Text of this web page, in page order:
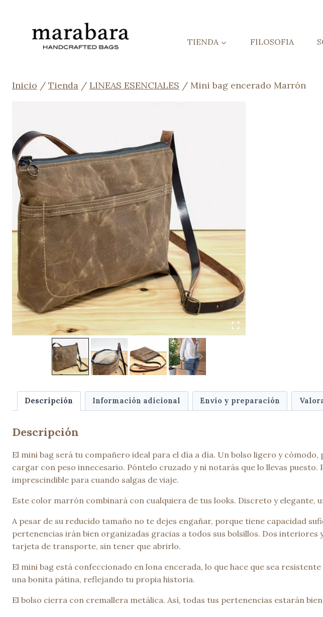
contenido
TIENDA FILOSOFIA
Inicio / Tienda / LINEAS ESENCIALES / Mini bag encerado Marrón
Descripción Información adicional Envío y preparación
Descripción
El mini bag será tu compañero ideal para el día a día. Un bolso ligero y
cargar con peso innecesario. Póntelo cruzado y ni notarás que lo llevas
imprescindible para cuando salgas de viaje.
Este color marrón combinará con cualquiera de tus looks. Discreto y elegante,
A pesar de su reducido tamaño no te dejes engañar, porque tiene capacidad
pertenencias irán bien organizadas gracias a todos sus bolsillos. Dos
tarjeta de transporte, sin tener que abrirlo.
El mini bag está confeccionado en lona encerada, lo que hace que sea
una bonita pátina, reflejando tu propia historia.
El bolso cierra con cremallera metálica. Así, todas tus pertenencias estarán